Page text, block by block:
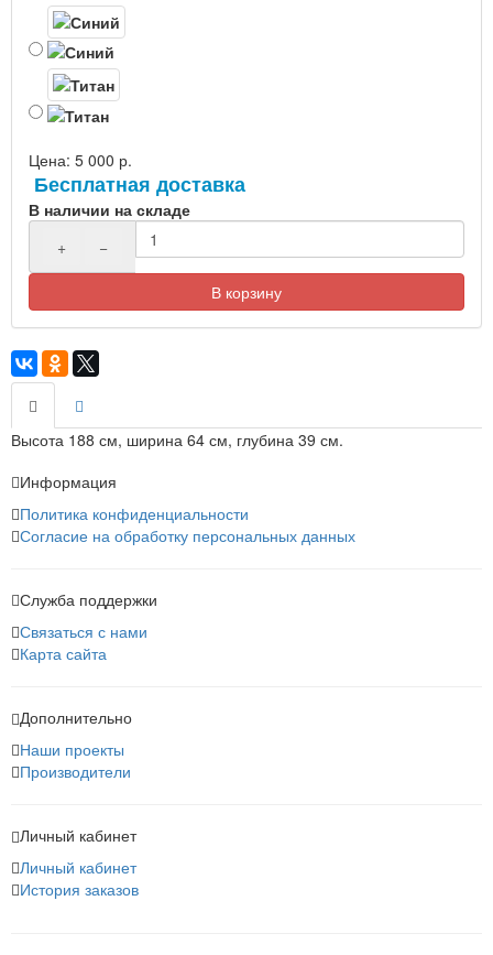
Цена: 5 000 р.
Бесплатная доставка
В наличии на складе
+
−
В корзину
Высота 188 см, ширина 64 см, глубина 39 см.
Информация
Политика конфиденциальности
Согласие на обработку персональных данных
Служба поддержки
Связаться с нами
Карта сайта
Дополнительно
Наши проекты
Производители
Личный кабинет
Личный кабинет
История заказов